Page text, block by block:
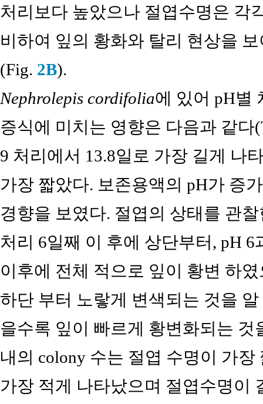
처리보다 높았으나 절엽수명은 각
비하여 잎의 황화와 탈리 현상을
(Fig. 2B).
Nephrolepis cordifolia에 있어 pH별
증식에 미치는 영향은 다음과 같다
9 처리에서 13.8일로 가장 길게 나
가장 짧았다. 보존용액의 pH가 증
경향을 보였다. 절엽의 상태를 관
처리 6일째 이 후에 상단부터, pH
이후에 전체 적으로 잎이 황변 하
하단 부터 노랗게 변색되는 것을
을수록 잎이 빠르게 황변화되는
내의 colony 수는 절엽 수명이 가장
가장 적게 나타났으며 절엽수명이